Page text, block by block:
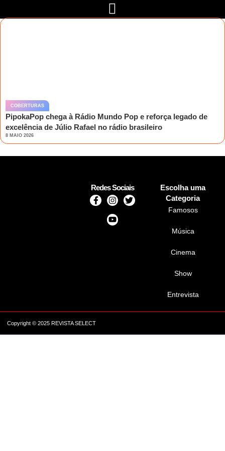
COBERTURAS
PipokaPop chega à Rádio Mundo Pop e reforça legado de
excelência de Júlio Rafael no rádio brasileiro
8 MAIO 2026
Redes Sociais
Escolha uma
Categoria
Famosos
Música
Cinema
Show
Entrevista
Copyright © 2025 REVISTA SELECT